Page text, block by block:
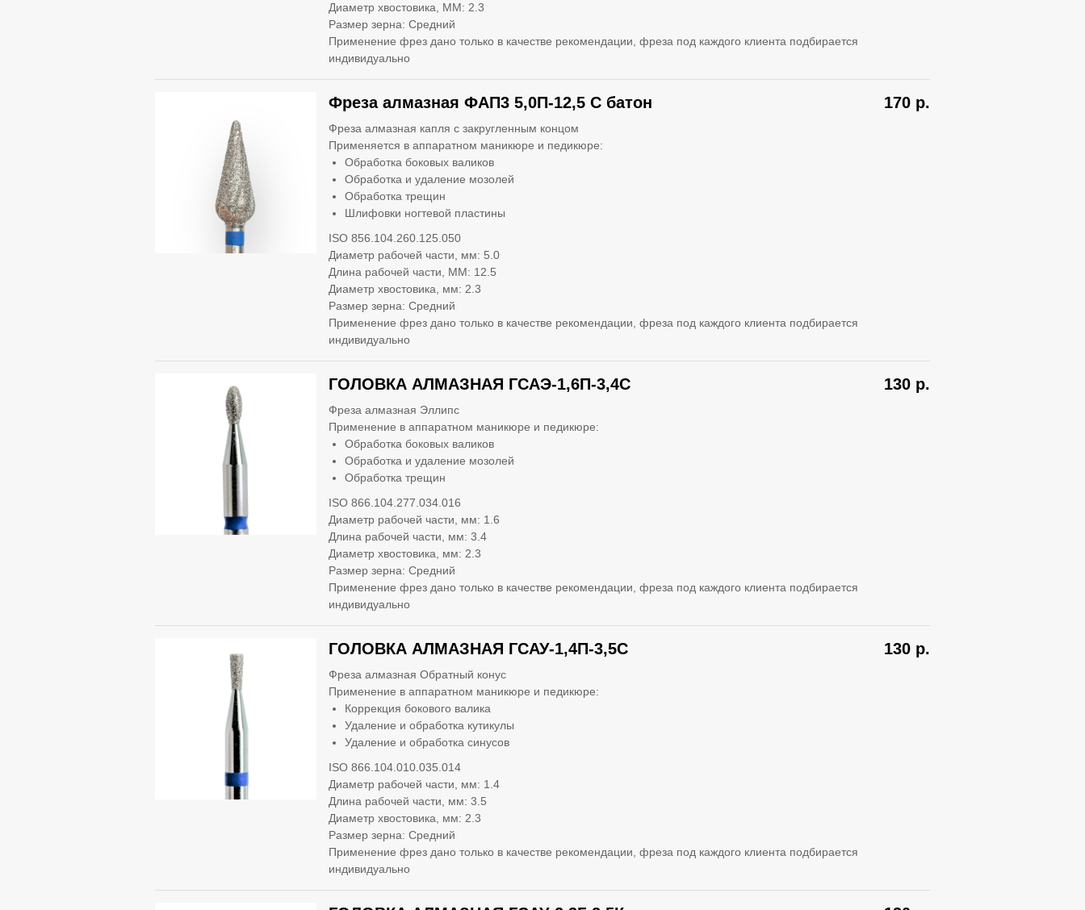
Диаметр хвостовика, ММ: 2.3
Размер зерна: Средний
Применение фрез дано только в качестве рекомендации, фреза под каждого клиента подбирается
индивидуально
Фреза алмазная ФАП3 5,0П-12,5 С батон
Фреза алмазная капля с закругленным концом
Применяется в аппаратном маникюре и педикюре:
Обработка боковых валиков
Обработка и удаление мозолей
Обработка трещин
Шлифовки ногтевой пластины
ISO 856.104.260.125.050
Диаметр рабочей части, мм: 5.0
Длина рабочей части, ММ: 12.5
Диаметр хвостовика, мм: 2.3
Размер зерна: Средний
Применение фрез дано только в качестве рекомендации, фреза под каждого клиента подбирается
индивидуально
170 р.
ГОЛОВКА АЛМАЗНАЯ ГСАЭ-1,6П-3,4С
Фреза алмазная Эллипс
Применение в аппаратном маникюре и педикюре:
Обработка боковых валиков
Обработка и удаление мозолей
Обработка трещин
ISO 866.104.277.034.016
Диаметр рабочей части, мм: 1.6
Длина рабочей части, мм: 3.4
Диаметр хвостовика, мм: 2.3
Размер зерна: Средний
Применение фрез дано только в качестве рекомендации, фреза под каждого клиента подбирается
индивидуально
130 р.
ГОЛОВКА АЛМАЗНАЯ ГСАУ-1,4П-3,5С
Фреза алмазная Обратный конус
Применение в аппаратном маникюре и педикюре:
Коррекция бокового валика
Удаление и обработка кутикулы
Удаление и обработка синусов
ISO 866.104.010.035.014
Диаметр рабочей части, мм: 1.4
Длина рабочей части, мм: 3.5
Диаметр хвостовика, мм: 2.3
Размер зерна: Средний
Применение фрез дано только в качестве рекомендации, фреза под каждого клиента подбирается
индивидуально
130 р.